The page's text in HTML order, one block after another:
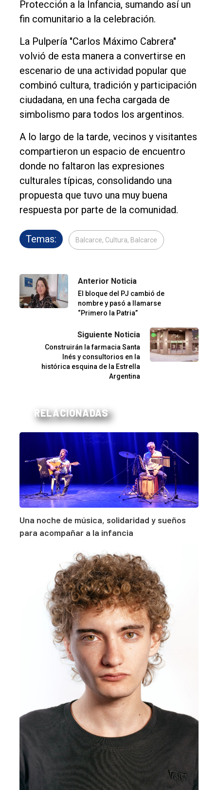
Protección a la Infancia, sumando así un
fin comunitario a la celebración.
La Pulpería "Carlos Máximo Cabrera"
volvió de esta manera a convertirse en
escenario de una actividad popular que
combinó cultura, tradición y participación
ciudadana, en una fecha cargada de
simbolismo para todos los argentinos.
A lo largo de la tarde, vecinos y visitantes
compartieron un espacio de encuentro
donde no faltaron las expresiones
culturales típicas, consolidando una
propuesta que tuvo una muy buena
respuesta por parte de la comunidad.
Temas: Balcarce, Cultura, Balcarce
Anterior Noticia
El bloque del PJ cambió de
nombre y pasó a llamarse
“Primero la Patria”
Siguiente Noticia
Construirán la farmacia Santa
Inés y consultorios en la
histórica esquina de la Estrella
Argentina
RELACIONADAS
Una noche de música, solidaridad y sueños
para acompañar a la infancia